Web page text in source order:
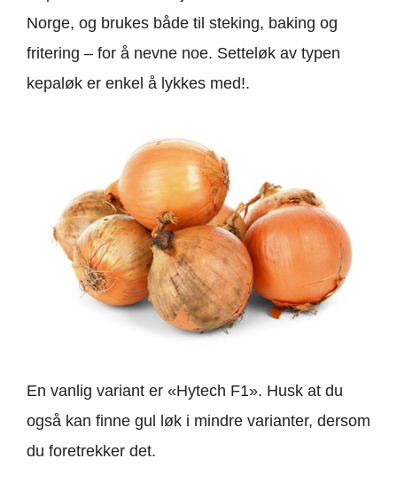
Norge, og brukes både til steking, baking og
fritering – for å nevne noe. Setteløk av typen
kepaløk er enkel å lykkes med!.
En vanlig variant er «Hytech F1». Husk at du
også kan finne gul løk i mindre varianter, dersom
du foretrekker det.